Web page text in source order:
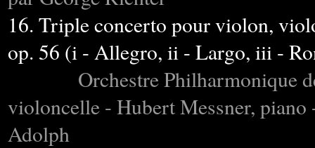
16. Triple concerto pour violon,
op. 56 (i - Allegro, ii - Largo, iii -
Orchestre Philharmonique
violoncelle - Hubert Messner,
Adolph